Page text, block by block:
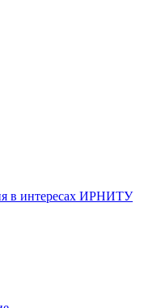
в интересах ИРНИТУ